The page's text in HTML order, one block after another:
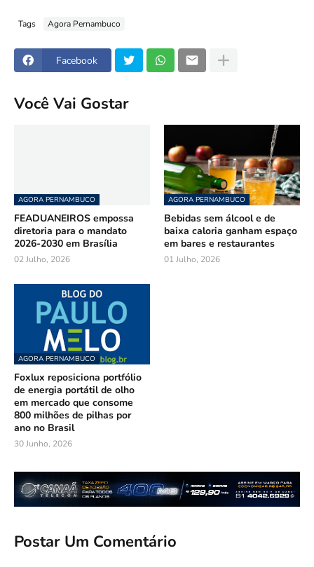
Tags Agora Pernambuco
Facebook
Você Vai Gostar
AGORA PERNAMBUCO
FEADUANEIROS empossa
diretoria para o mandato
2026-2030 em Brasília
02 Julho, 2026
AGORA PERNAMBUCO
Bebidas sem álcool e de
baixa caloria ganham espaço
em bares e restaurantes
01 Julho, 2026
AGORA PERNAMBUCO
Foxlux reposiciona portfólio
de energia portátil de olho
em mercado que consome
800 milhões de pilhas por
ano no Brasil
30 Junho, 2026
Postar Um Comentário